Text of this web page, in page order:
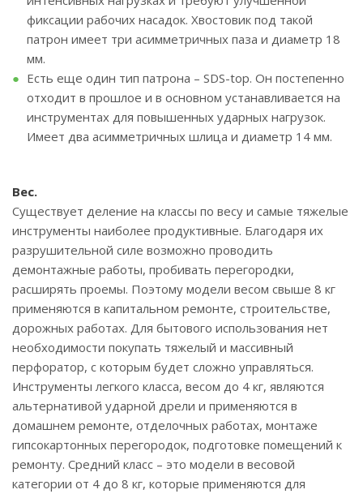
фиксации рабочих насадок. Хвостовик под такой
патрон имеет три асимметричных паза и диаметр 18
мм.
Есть еще один тип патрона – SDS-top. Он постепенно
отходит в прошлое и в основном устанавливается на
инструментах для повышенных ударных нагрузок.
Имеет два асимметричных шлица и диаметр 14 мм.
Вес.
Существует деление на классы по весу и самые тяжелые
инструменты наиболее продуктивные. Благодаря их
разрушительной силе возможно проводить
демонтажные работы, пробивать перегородки,
расширять проемы. Поэтому модели весом свыше 8 кг
применяются в капитальном ремонте, строительстве,
дорожных работах. Для бытового использования нет
необходимости покупать тяжелый и массивный
перфоратор, с которым будет сложно управляться.
Инструменты легкого класса, весом до 4 кг, являются
альтернативой ударной дрели и применяются в
домашнем ремонте, отделочных работах, монтаже
гипсокартонных перегородок, подготовке помещений к
ремонту. Средний класс – это модели в весовой
категории от 4 до 8 кг, которые применяются для